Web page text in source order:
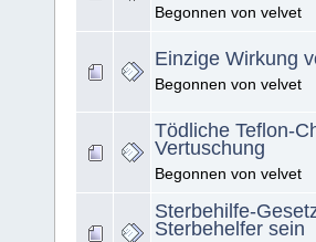
Begonnen von velvet
Einzige Wirkung
Begonnen von velvet
Tödliche Teflon-
Vertuschung
Begonnen von velvet
Sterbehilfe-
Sterbehelfer sein